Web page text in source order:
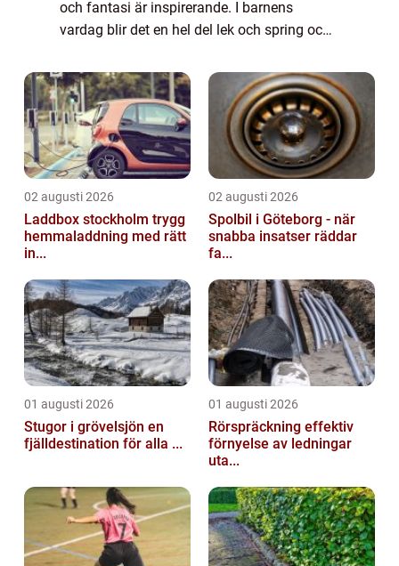
och fantasi är inspirerande. I barnens
vardag blir det en hel del lek och spring och
02 augusti 2026
Laddbox stockholm trygg
hemmaladdning med rätt
in...
02 augusti 2026
Spolbil i Göteborg - när
snabba insatser räddar
fa...
01 augusti 2026
Stugor i grövelsjön en
fjälldestination för alla ...
01 augusti 2026
Rörspräckning effektiv
förnyelse av ledningar
uta...